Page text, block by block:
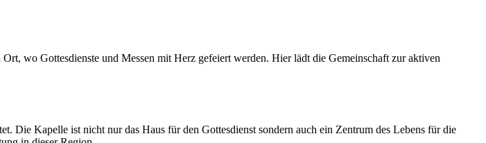
wo Gottesdienste und Messen mit Herz gefeiert werden. Hier lädt die Gemeinschaft zur aktiven
Die Kapelle ist nicht nur das Haus für den Gottesdienst sondern auch ein Zentrum des Lebens für die